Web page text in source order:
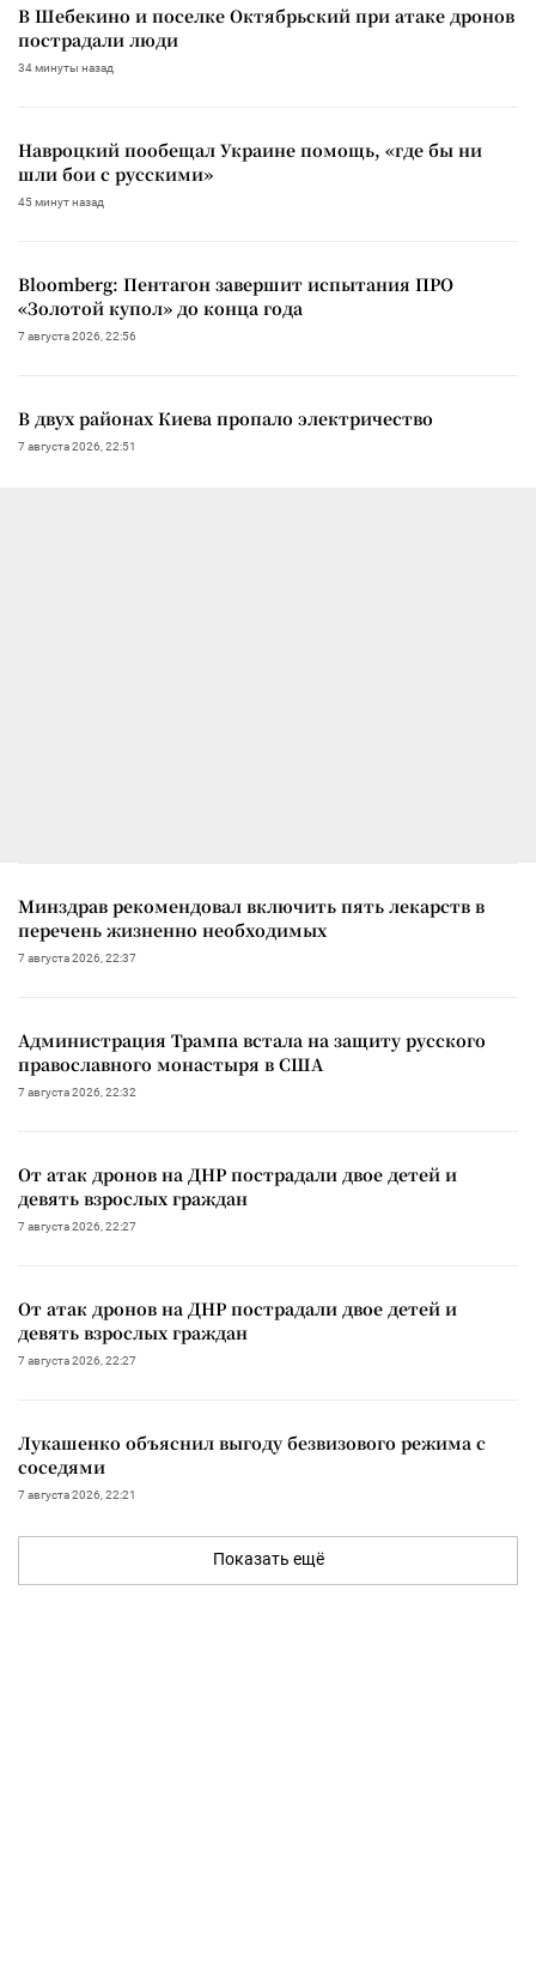
В Шебекино и поселке Октябрьский при атаке дронов
пострадали люди
34 минуты назад
Навроцкий пообещал Украине помощь, «где бы ни
шли бои с русскими»
45 минут назад
Bloomberg: Пентагон завершит испытания ПРО
«Золотой купол» до конца года
7 августа 2026, 22:56
В двух районах Киева пропало электричество
7 августа 2026, 22:51
Минздрав рекомендовал включить пять лекарств в
перечень жизненно необходимых
7 августа 2026, 22:37
Администрация Трампа встала на защиту русского
православного монастыря в США
7 августа 2026, 22:32
От атак дронов на ДНР пострадали двое детей и
девять взрослых граждан
7 августа 2026, 22:27
От атак дронов на ДНР пострадали двое детей и
девять взрослых граждан
7 августа 2026, 22:27
Лукашенко объяснил выгоду безвизового режима с
соседями
7 августа 2026, 22:21
Показать ещё